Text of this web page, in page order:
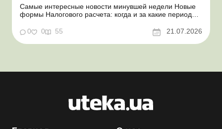
Самые интересные новости минувшей недели Новые
формы Налогового расчета: когда и за какие периоды
переоформления отсрочки от призыва во время
Координационный центр по организации
0 0 55 21.07.2026